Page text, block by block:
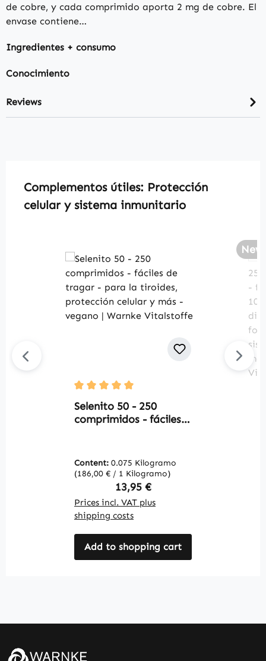
de cobre, y cada comprimido aporta 2 mg de cobre. El
envase contiene…
Ingredientes + consumo
Conocimiento
Reviews
Skip product gallery
Complementos útiles: Protección
celular y sistema inmunitario
Average rating of 5 out of 5 stars
Selenito 50 - 250
comprimidos - fáciles
celular y más - vegano
| Warnke Vitalstoffe
Content: 0.075 Kilogramo
(186,00 € / 1 Kilogramo)
Regular price:
13,95 €
Prices incl. VAT plus
shipping costs
Add to shopping cart
New